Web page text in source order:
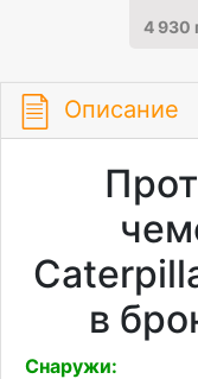
4 930
Описание
в
Снаружи: